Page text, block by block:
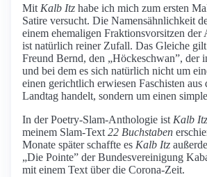
Mit Kalb Itz habe ich mich zum ersten
Satire versucht. Die Namensähnlichkeit
einem ehemaligen Fraktionsvorsitzen
ist natürlich reiner Zufall. Das Gleiche
Freund Bernd, den „Höckeschwan”, der
und bei dem es sich natürlich nicht um
einen gerichtlich erwiesen Faschisten
Landtag handelt, sondern um einen
In der Poetry-Slam-Anthologie ist Kalb Itz
meinem Slam-Text 22 Buchstaben
Monate später schaffte es Kalb Itz
„Die Pointe” der Bundesvereinigung
mit einem Text über die Corona-Zeit.